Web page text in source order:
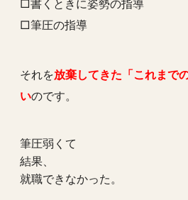
□書くときに姿勢の指導
□筆圧の指導
それを放棄してきた「これまで
いのです。
筆圧弱くて
結果、
就職できなかった。